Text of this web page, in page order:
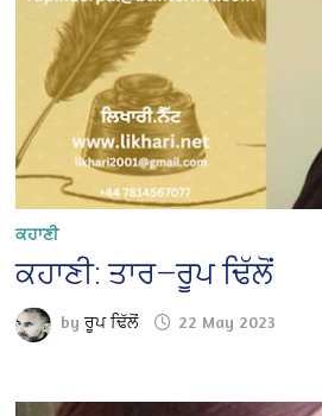
ਕਹਾਣੀ
ਕਹਾਣੀ: ਤਾਰ—ਰੂਪ ਢਿੱਲੋਂ
byਰੂਪ ਢਿੱਲੋਂ 22 May 2023